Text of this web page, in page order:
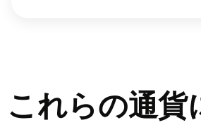
これらの通貨